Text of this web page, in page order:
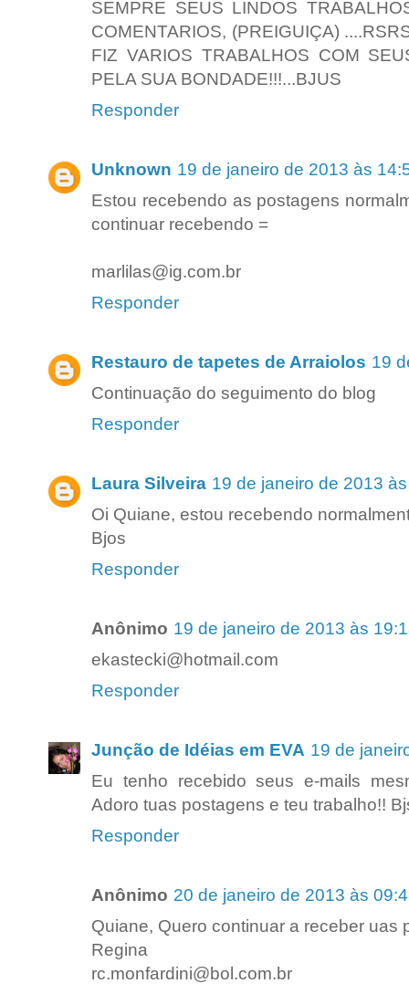
SEMPRE SEUS LINDOS
COMENTARIOS, (PREIGUIÇA)
FIZ VARIOS TRABALHOS COM
PELA SUA BONDADE!!!...BJUS
Responder
Unknown 19 de janeiro de 2013 às
Estou recebendo as postagens
continuar recebendo =
marlilas@ig.com.br
Responder
Restauro de tapetes de Arraiolos 19
Continuação do seguimento do blog
Responder
Laura Silveira 19 de janeiro de 2013
Oi Quiane, estou recebendo
Bjos
Responder
Anônimo 19 de janeiro de 2013 às
ekastecki@hotmail.com
Responder
Junção de Idéias em EVA 19 de
Eu tenho recebido seus e-mails
Adoro tuas postagens e teu trabalho!!
Responder
Anônimo 20 de janeiro de 2013 às
Quiane, Quero continuar a receber uas
Regina
rc.monfardini@bol.com.br